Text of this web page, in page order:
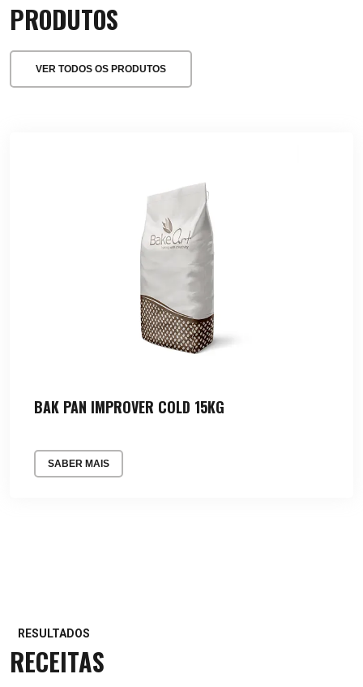
PRODUTOS
VER TODOS OS PRODUTOS
BAK PAN IMPROVER COLD 15KG
SABER MAIS
RESULTADOS
RECEITAS